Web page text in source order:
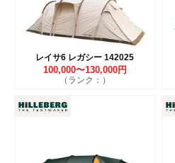
レイサ6 レガシー 142025
100,000〜130,000円
（ランク：）